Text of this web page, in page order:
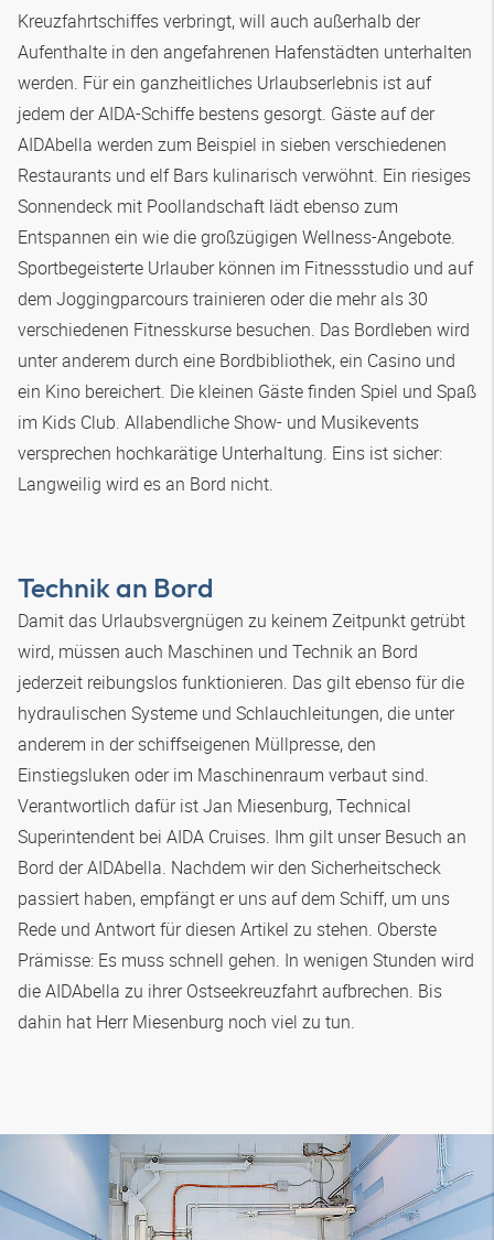
Kreuzfahrtschiffes verbringt, will auch außerhalb der
Aufenthalte in den angefahrenen Hafenstädten unterhalten
werden. Für ein ganzheitliches Urlaubserlebnis ist auf
jedem der AIDA-Schiffe bestens gesorgt. Gäste auf der
AIDAbella werden zum Beispiel in sieben verschiedenen
Restaurants und elf Bars kulinarisch verwöhnt. Ein riesiges
Sonnendeck mit Poollandschaft lädt ebenso zum
Entspannen ein wie die großzügigen Wellness-Angebote.
Sportbegeisterte Urlauber können im Fitnessstudio und auf
dem Joggingparcours trainieren oder die mehr als 30
verschiedenen Fitnesskurse besuchen. Das Bordleben wird
unter anderem durch eine Bordbibliothek, ein Casino und
ein Kino bereichert. Die kleinen Gäste finden Spiel und Spaß
im Kids Club. Allabendliche Show- und Musikevents
versprechen hochkarätige Unterhaltung. Eins ist sicher:
Langweilig wird es an Bord nicht.
Technik an Bord
Damit das Urlaubsvergnügen zu keinem Zeitpunkt getrübt
wird, müssen auch Maschinen und Technik an Bord
jederzeit reibungslos funktionieren. Das gilt ebenso für die
hydraulischen Systeme und Schlauchleitungen, die unter
anderem in der schiffseigenen Müllpresse, den
Einstiegsluken oder im Maschinenraum verbaut sind.
Verantwortlich dafür ist Jan Miesenburg, Technical
Superintendent bei AIDA Cruises. Ihm gilt unser Besuch an
Bord der AIDAbella. Nachdem wir den Sicherheitscheck
passiert haben, empfängt er uns auf dem Schiff, um uns
Rede und Antwort für diesen Artikel zu stehen. Oberste
Prämisse: Es muss schnell gehen. In wenigen Stunden wird
die AIDAbella zu ihrer Ostseekreuzfahrt aufbrechen. Bis
dahin hat Herr Miesenburg noch viel zu tun.